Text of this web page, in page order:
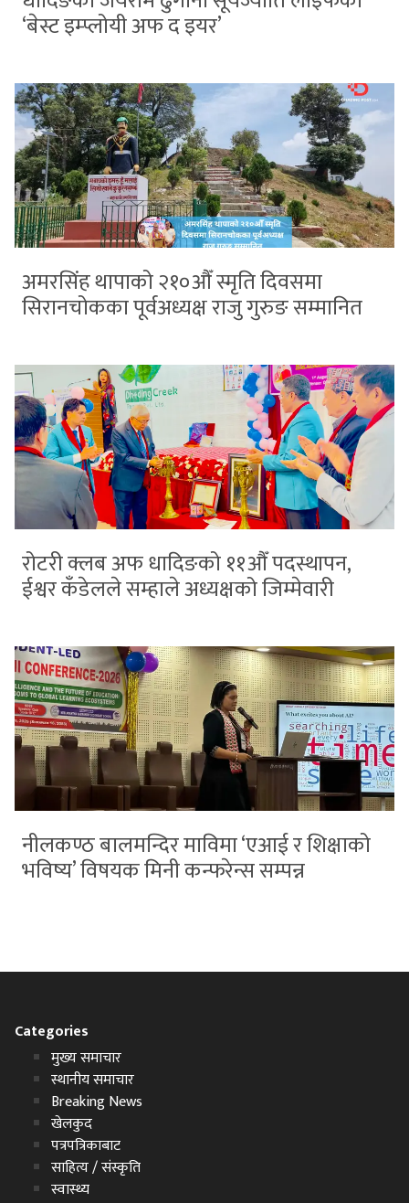
‘बेस्ट इम्प्लोयी अफ द इयर’
अमरसिंह थापाको २१०औँ स्मृति दिवसमा
सिरानचोकका पूर्वअध्यक्ष राजु गुरुङ सम्मानित
रोटरी क्लब अफ धादिङको ११औँ पदस्थापन,
ईश्वर कँडेलले सम्हाले अध्यक्षको जिम्मेवारी
नीलकण्ठ बालमन्दिर माविमा ‘एआई र शिक्षाको
भविष्य’ विषयक मिनी कन्फरेन्स सम्पन्न
Categories
मुख्य समाचार
स्थानीय समाचार
Breaking News
खेलकुद
पत्रपत्रिकाबाट
साहित्य / संस्कृति
स्वास्थ्य